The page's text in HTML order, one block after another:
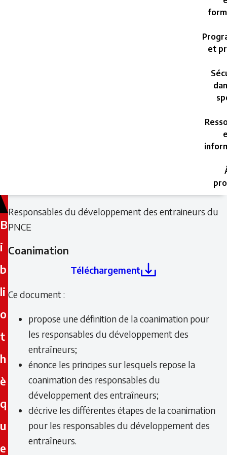
et
B
i
b
li
o
t
h
è
q
u
e
Filed
under:
Filed
under:
Responsables du développement des entraineurs du
PNCE
Coanimation
Téléchargement
Ce document :
propose une définition de la coanimation pour
les responsables du développement des
entraîneurs;
énonce les principes sur lesquels repose la
coanimation des responsables du
développement des entraîneurs;
décrive les différentes étapes de la coanimation
pour les responsables du développement des
entraîneurs.